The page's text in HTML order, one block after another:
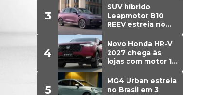
versão de
produção
3
SUV híbrido
Leapmotor B10
REEV estreia no
detalhes
4
Novo Honda HR-V
2027 chega às
lojas com motor 1.5
preço a partir de
R$ 166 mil; o que
5
MG4 Urban estreia
no Brasil em 3